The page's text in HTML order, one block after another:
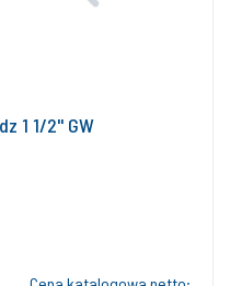
1 1/2'' GW